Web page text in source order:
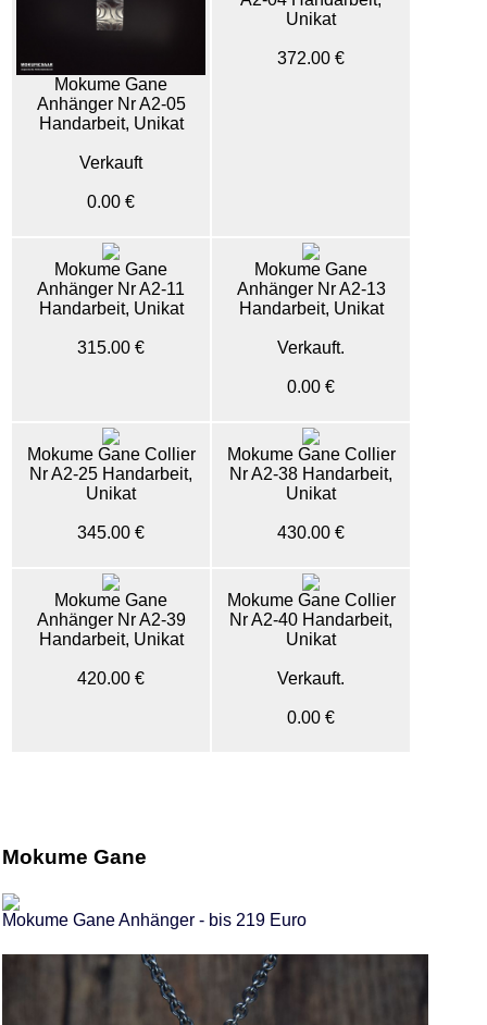
Mokume Gane
Anhänger Nr A2-05
Handarbeit, Unikat
Verkauft
0.00 €
Unikat
372.00 €
Mokume Gane
Anhänger Nr A2-11
Handarbeit, Unikat
315.00 €
Mokume Gane
Anhänger Nr A2-13
Handarbeit, Unikat
Verkauft.
0.00 €
Mokume Gane Collier
Nr A2-25 Handarbeit,
Unikat
345.00 €
Mokume Gane Collier
Nr A2-38 Handarbeit,
Unikat
430.00 €
Mokume Gane
Anhänger Nr A2-39
Handarbeit, Unikat
420.00 €
Mokume Gane Collier
Nr A2-40 Handarbeit,
Unikat
Verkauft.
0.00 €
Mokume Gane
Mokume Gane Anhänger - bis 219 Euro